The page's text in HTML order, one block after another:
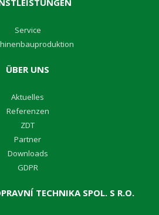
Service
ÜBER UNS
Aktuelles
Referenzen
ZDT
Partner
Downloads
GDPR
TECHNIKA SPOL. S R.O.